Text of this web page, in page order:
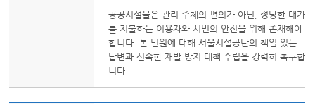
공공시설물은 관리 주체의 편의가 아닌, 정당한 대가
를 지불하는 이용자와 시민의 안전을 위해 존재해야
합니다. 본 민원에 대해 서울시설공단의 책임 있는
답변과 신속한 재발 방지 대책 수립을 강력히 촉구합
니다.